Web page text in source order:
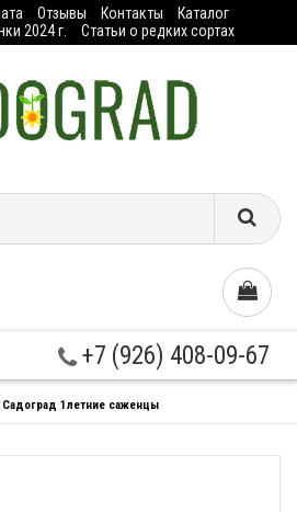
Отзывы Контакты
Каталог
2024 г. Статьи о редких сортах
+7 (926) 408-09-67
1летние саженцы